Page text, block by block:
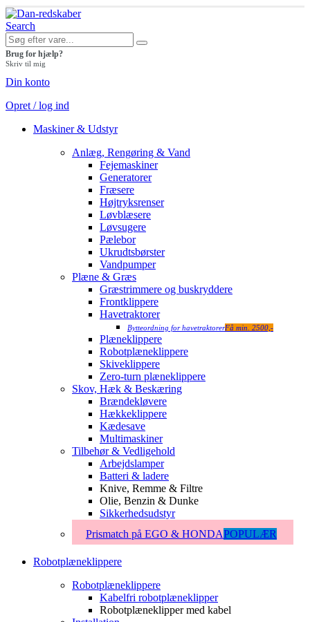
Search
Brug for hjælp?
Skriv til mig
Din konto
Opret / log ind
Maskiner & Udstyr
Anlæg, Rengøring & Vand
Fejemaskiner
Generatorer
Fræsere
Højtryksrenser
Løvblæsere
Løvsugere
Pælebor
Ukrudtsbørster
Vandpumper
Plæne & Græs
Græstrimmere og buskryddere
Frontklippere
Havetraktorer
Bytteordning for havetraktorerFå min. 2500,-
Plæneklippere
Robotplæneklippere
Skiveklippere
Zero-turn plæneklippere
Skov, Hæk & Beskæring
Brændekløvere
Hækkeklippere
Kædesave
Multimaskiner
Tilbehør & Vedligehold
Arbejdslamper
Batteri & ladere
Knive, Remme & Filtre
Olie, Benzin & Dunke
Sikkerhedsudstyr
Prismatch på EGO & HONDAPOPULÆR
Robotplæneklippere
Robotplæneklippere
Kabelfri robotplæneklipper
Robotplæneklipper med kabel